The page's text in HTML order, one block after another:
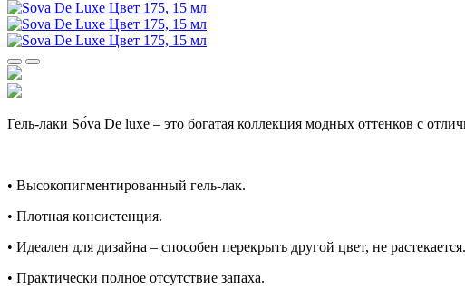
Гель-лаки Sо́va De luxe – это богатая коллекция модных оттенков с
• Высокопигментированный гель-лак.
• Плотная консистенция.
• Идеален для дизайна – способен перекрыть другой цвет, не растекается.
• Практически полное отсутствие запаха.